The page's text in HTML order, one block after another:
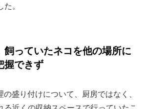
。
飼っていたネコを他の場所に
握できず
盛り付けについて、厨房ではなく、